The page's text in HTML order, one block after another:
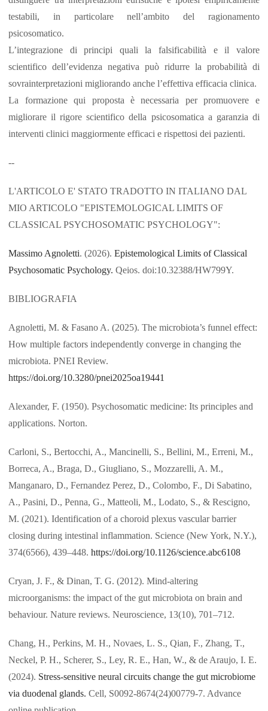
testabili, in particolare nell’ambito del ragionamento
psicosomatico.
L’integrazione di principi quali la falsificabilità e il valore
scientifico dell’evidenza negativa può ridurre la probabilità di
sovrainterpretazioni migliorando anche l’effettiva efficacia clinica.
La formazione qui proposta è necessaria per promuovere e
migliorare il rigore scientifico della psicosomatica a garanzia di
interventi clinici maggiormente efficaci e rispettosi dei pazienti.
--
L'ARTICOLO E' STATO TRADOTTO IN ITALIANO DAL
MIO ARTICOLO "EPISTEMOLOGICAL LIMITS OF
CLASSICAL PSYCHOSOMATIC PSYCHOLOGY":
Massimo Agnoletti. (2026).Epistemological Limits of Classical
Psychosomatic Psychology. Qeios. doi:10.32388/HW799Y.
BIBLIOGRAFIA
Agnoletti, M. & Fasano A. (2025). The microbiota’s funnel effect:
How multiple factors independently converge in changing the
microbiota. PNEI Review.
https://doi.org/10.3280/pnei2025oa19441
Alexander, F. (1950). Psychosomatic medicine: Its principles and
applications. Norton.
Carloni, S., Bertocchi, A., Mancinelli, S., Bellini, M., Erreni, M.,
Borreca, A., Braga, D., Giugliano, S., Mozzarelli, A. M.,
Manganaro, D., Fernandez Perez, D., Colombo, F., Di Sabatino,
A., Pasini, D., Penna, G., Matteoli, M., Lodato, S., & Rescigno,
M. (2021). Identification of a choroid plexus vascular barrier
closing during intestinal inflammation. Science (New York, N.Y.),
374(6566), 439–448.https://doi.org/10.1126/science.abc6108
Cryan, J. F., & Dinan, T. G. (2012). Mind-altering
microorganisms: the impact of the gut microbiota on brain and
behaviour. Nature reviews. Neuroscience, 13(10), 701–712.
Chang, H., Perkins, M. H., Novaes, L. S., Qian, F., Zhang, T.,
Neckel, P. H., Scherer, S., Ley, R. E., Han, W., & de Araujo, I. E.
(2024). Stress-sensitive neural circuits change the gut microbiome
via duodenal glands.Cell, S0092-8674(24)00779-7. Advance